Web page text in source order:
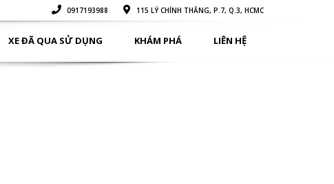
0917193988 115 LÝ CHÍNH THẮNG, P.7, Q.3, HCMC
XE ĐÃ QUA SỬ DỤNG KHÁM PHÁ LIÊN HỆ